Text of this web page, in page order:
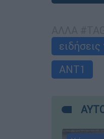
ΑΝΤ1